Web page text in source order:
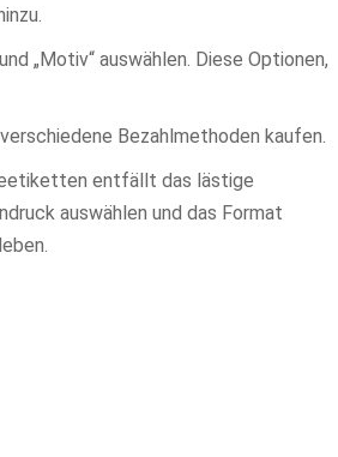
„Motiv“ auswählen. Diese Optionen,
Bezahlmethoden kaufen.
entfällt das lästige
auswählen und das Format